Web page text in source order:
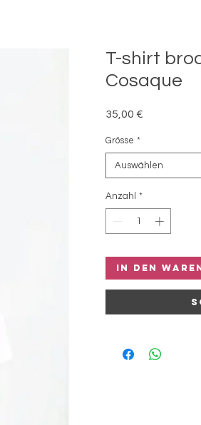
T-shirt
Cosaque
35,00 €
Grösse *
Auswählen
Anzahl *
In den